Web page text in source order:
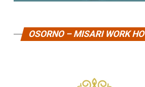
OSORNO – MISARI WORK